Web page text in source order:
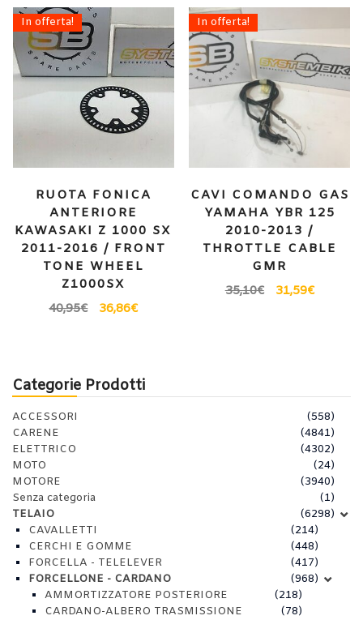
In offerta!
RUOTA FONICA
ANTERIORE
KAWASAKI Z 1000 SX
2011-2016 / FRONT
TONE WHEEL
Z1000SX
40,95€ 36,86€
In offerta!
CAVI COMANDO GAS
YAMAHA YBR 125
2010-2013 /
THROTTLE CABLE
GMR
35,10€ 31,59€
Categorie Prodotti
ACCESSORI
(558)
CARENE
(4841)
ELETTRICO
(4302)
MOTO
(24)
MOTORE
(3940)
Senza categoria
(1)
TELAIO
(6298)
CAVALLETTI
(214)
CERCHI E GOMME
(448)
FORCELLA - TELELEVER
(417)
FORCELLONE - CARDANO
(968)
AMMORTIZZATORE POSTERIORE
(218)
CARDANO-ALBERO TRASMISSIONE
(78)